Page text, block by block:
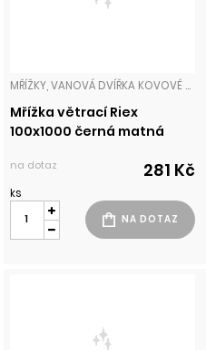
MŘÍŽKY, VANOVÁ DVÍŘKA KOVOVÉ MŘÍŽKY
Mřížka větrací Riex
100x1000 černá matná
na dotaz 281 Kč
ks